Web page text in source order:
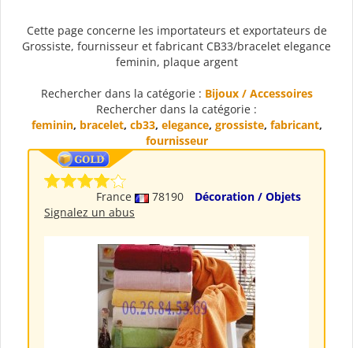
Cette page concerne les importateurs et exportateurs de
Grossiste, fournisseur et fabricant CB33/bracelet elegance
feminin, plaque argent
Rechercher dans la catégorie : Bijoux / Accessoires
Rechercher dans la catégorie :
feminin, bracelet, cb33, elegance, grossiste, fabricant,
fournisseur
France 78190
Décoration / Objets
Signalez un abus